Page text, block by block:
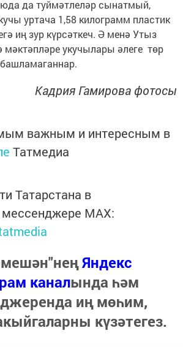
да туймәтлеләр сынатмый,
уртача 1,58 килограмм пластик
иң зур күрсәткеч. Ә менә Утыз
укучылары әлеге төр
Кадрия Гамирова фотосы
важным и интересным в
Татмедиа
Татарстана в
MАХ:
Яндекс
каналында һәм
иң мөһим,
күзәтегез.